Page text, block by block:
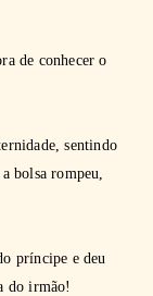
de conhecer o
sentindo
bolsa rompeu,
príncipe e deu
do irmão!